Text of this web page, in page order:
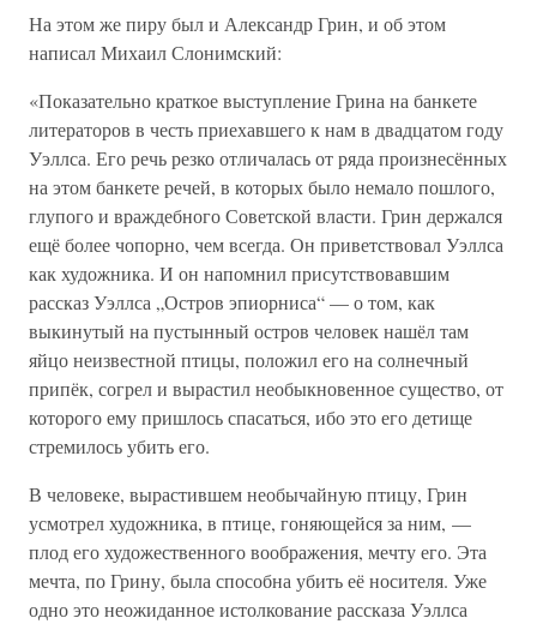
На этом же пиру был и Александр Грин, и об этом
написал Михаил Слонимский:
«Показательно краткое выступление Грина на банкете
литераторов в честь приехавшего к нам в двадцатом году
Уэллса. Его речь резко отличалась от ряда произнесённых
на этом банкете речей, в которых было немало пошлого,
глупого и враждебного Советской власти. Грин держался
ещё более чопорно, чем всегда. Он приветствовал Уэллса
как художника. И он напомнил присутствовавшим
рассказ Уэллса „Остров эпиорниса“ — о том, как
выкинутый на пустынный остров человек нашёл там
яйцо неизвестной птицы, положил его на солнечный
припёк, согрел и вырастил необыкновенное существо, от
которого ему пришлось спасаться, ибо это его детище
стремилось убить его.
В человеке, вырастившем необычайную птицу, Грин
усмотрел художника, в птице, гоняющейся за ним, —
плод его художественного воображения, мечту его. Эта
мечта, по Грину, была способна убить её носителя. Уже
одно это неожиданное истолкование рассказа Уэллса